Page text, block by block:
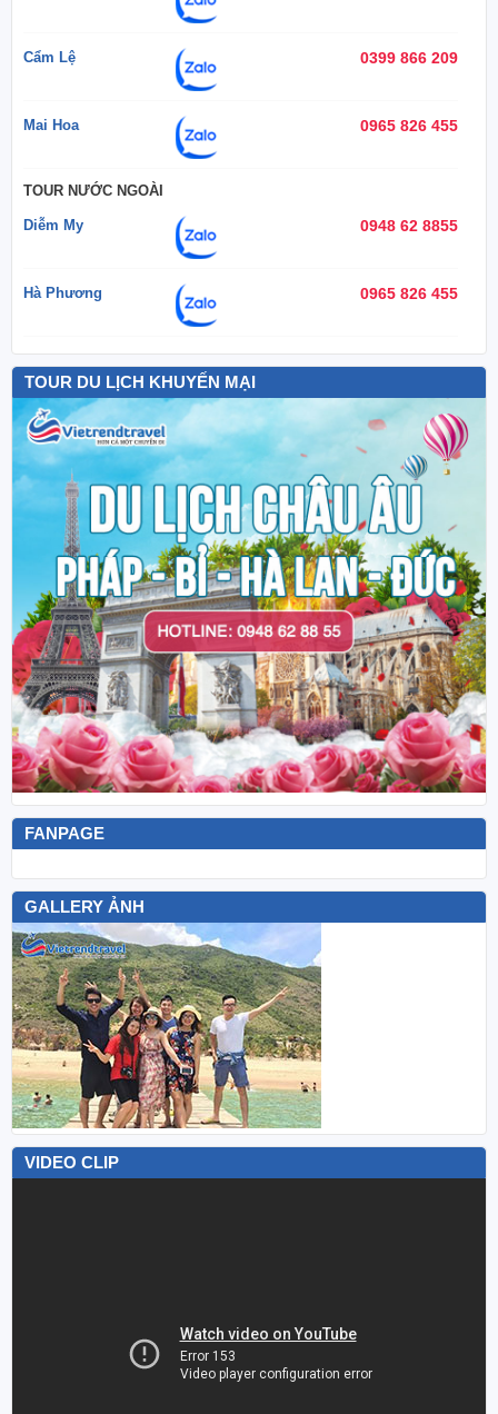
Cẩm Lệ 0399 866 209
Mai Hoa 0965 826 455
TOUR NƯỚC NGOÀI
Diễm My 0948 62 8855
Hà Phương 0965 826 455
TOUR DU LỊCH KHUYẾN MẠI
FANPAGE
GALLERY ẢNH
VIDEO CLIP